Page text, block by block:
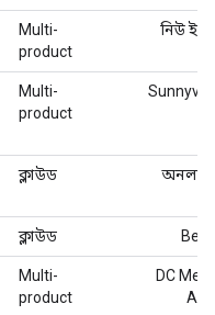
Multi-
product
নিউ
Multi-
product
ক্লাউড
ক্লাউড
Multi-
product
DC